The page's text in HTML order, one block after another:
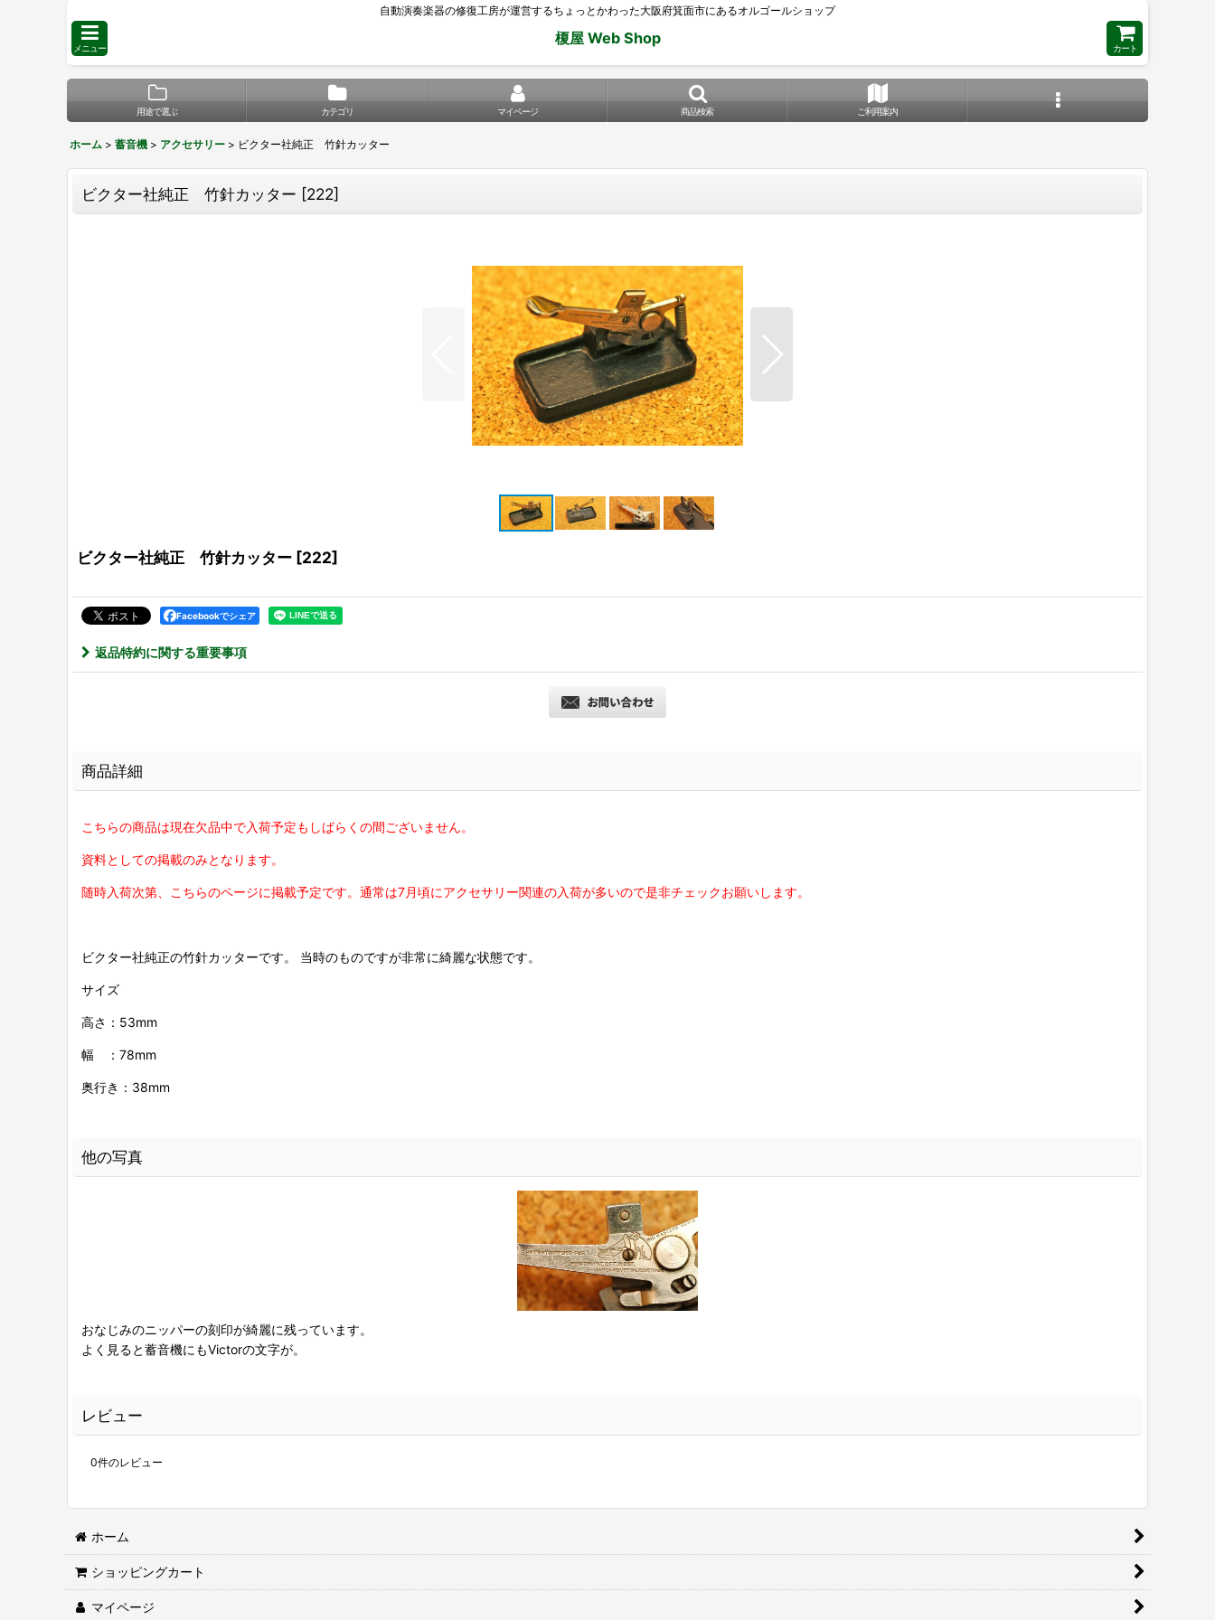
自動演奏楽器の修復工房が運営するちょっとかわった大阪府箕面市にあるオルゴールショップ
メニュー
榎屋 Web Shop
カート
用途で選ぶ カテゴリ マイページ 商品検索 ご利用案内
ホーム > 蓄音機 > アクセサリー > ビクター社純正 竹針カッター
ビクター社純正 竹針カッター [222]
ビクター社純正 竹針カッター [222]
Facebookでシェア
返品特約に関する重要事項
商品詳細
こちらの商品は現在欠品中で入荷予定もしばらくの間ございません。
資料としての掲載のみとなります。
随時入荷次第、こちらのページに掲載予定です。通常は7月頃にアクセサリー関連の入荷が多いので是非チェックお願いします。
ビクター社純正の竹針カッターです。 当時のものですが非常に綺麗な状態です。
サイズ
高さ：53mm
幅 ：78mm
奥行き：38mm
他の写真
おなじみのニッパーの刻印が綺麗に残っています。
よく見ると蓄音機にもVictorの文字が。
レビュー
0件のレビュー
ホーム
ショッピングカート
マイページ